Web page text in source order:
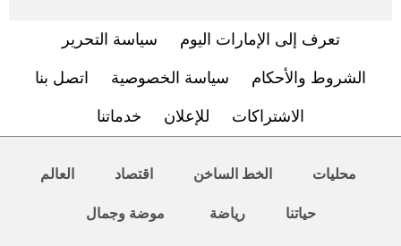
تعرف إلى الإمارات اليوم سياسة التحرير
الشروط والأحكام سياسة الخصوصية اتصل بنا
الاشتراكات للإعلان خدماتنا
محليات الخط الساخن اقتصاد العالم
حياتنا رياضة موضة وجمال